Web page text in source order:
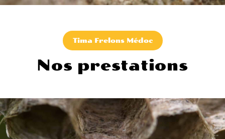
Tima Frelons Médoc
Nos prestations